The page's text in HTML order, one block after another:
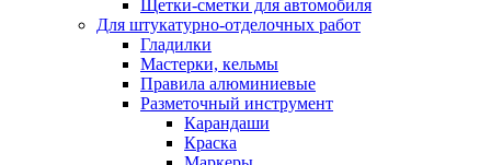
Щетки-сметки для автомобиля
Для штукатурно-отделочных работ
Гладилки
Мастерки, кельмы
Правила алюминиевые
Разметочный инструмент
Карандаши
Краска